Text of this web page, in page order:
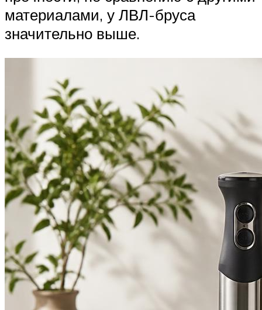
материалами, у ЛВЛ-бруса
значительно выше.